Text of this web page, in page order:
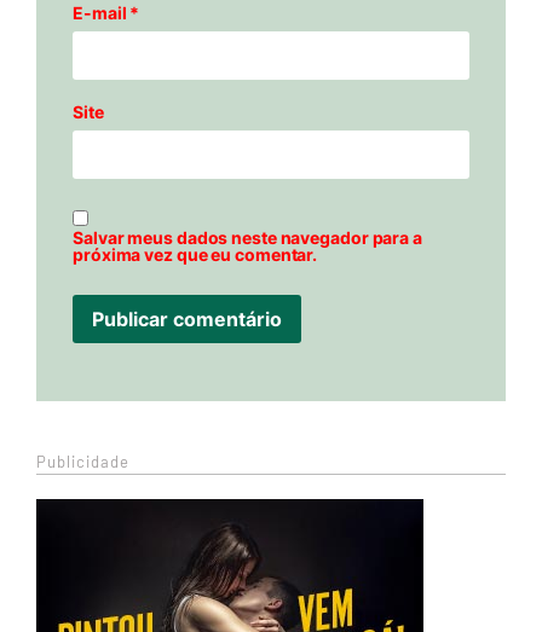
E-mail *
Site
Salvar meus dados neste navegador para a
próxima vez que eu comentar.
Publicidade